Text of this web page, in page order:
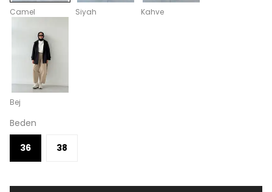
Camel Siyah Kahve
Bej
Beden
36 38